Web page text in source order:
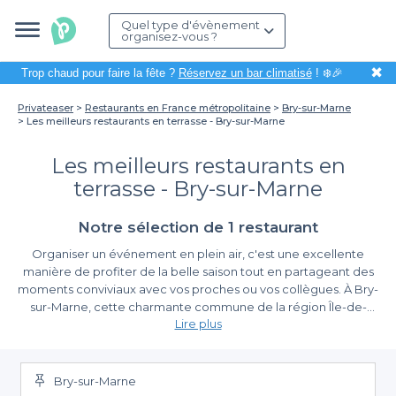
Quel type d'évènement
organisez-vous ?
Trop chaud pour faire la fête ? Réservez un bar climatisé! ❄️🎉 ✖
Privateaser Restaurants en France métropolitaine
Bry-sur-Marne
Les meilleurs restaurants en terrasse - Bry-sur-Marne
Les meilleurs restaurants en
terrasse - Bry-sur-Marne
Notre sélection de 1 restaurant
Organiser un événement en plein air, c'est une excellente
manière de profiter de la belle saison tout en partageant des
moments conviviaux avec vos proches ou vos collègues. À Bry-
sur-Marne, cette charmante commune de la région Île-de-
France, les restaurants en terrasse vous offrent un cadre idéal
ambiance agréable. Que vous souhaitiez célébrer un
anniversaire, un pot de départ ou un repas d'affaires, ces
La simplicité de la réservation avec Privateaser
Sur notre plateforme, nous vous facilitons la tâche pour trouver
Lire plus
Bry-sur-Marne